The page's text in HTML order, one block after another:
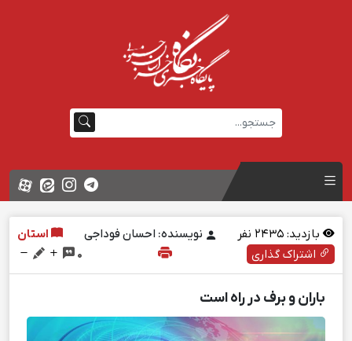
بازدید: نفر نویسنده: احسان فوداجی
استان
اشتراک گذاری
0
باران و برف در راه است